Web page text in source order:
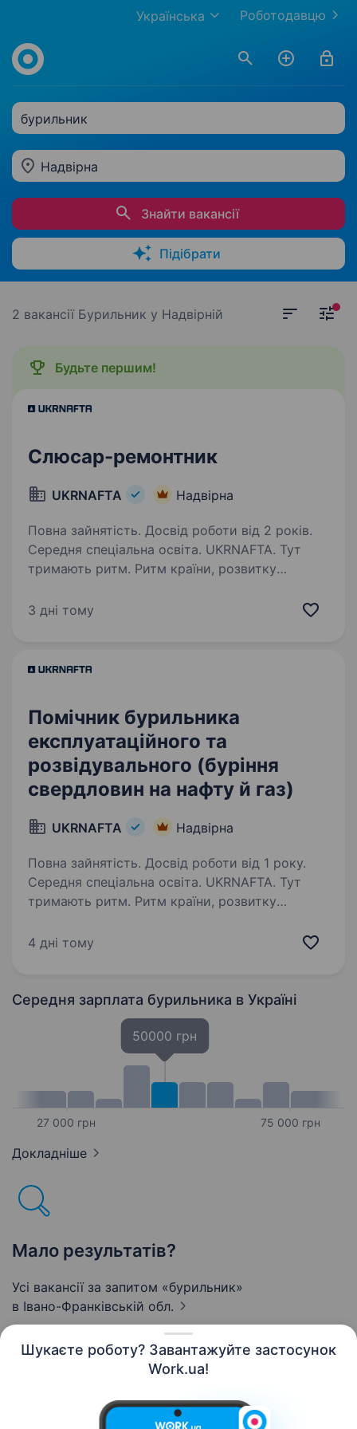
Шукаєте роботу? Завантажуйте застосунок
Work.ua!
Роботодавцю
Українська
бурильник
Надвірна
Знайти вакансії
Підібрати
2 вакансії Бурильник у Надвірній
Будьте першим!
Слюсар-ремонтник
UKRNAFTA Надвірна
Повна зайнятість. Досвід роботи від 2 років.
Середня спеціальна освіта. UKRNAFTA. Тут
тримають ритм. Ритм країни, розвитку
нафтовидобувна компанія України. Сьогодні
000+…
3 дні тому
Помічник бурильника
експлуатаційного та
розвідувального (буріння
свердловин на нафту й газ)
UKRNAFTA Надвірна
Повна зайнятість. Досвід роботи від 1 року.
Середня спеціальна освіта. UKRNAFTA. Тут
тримають ритм. Ритм країни, розвитку
нафтовидобувна компанія України. Сьогодні
000+…
4 дні тому
Середня зарплата бурильника в Україні
27 000 грн
50000 грн
75 000 грн
Докладніше
Мало результатів?
Усі вакансії за запитом «бурильник»
в Івано-Франківській обл.